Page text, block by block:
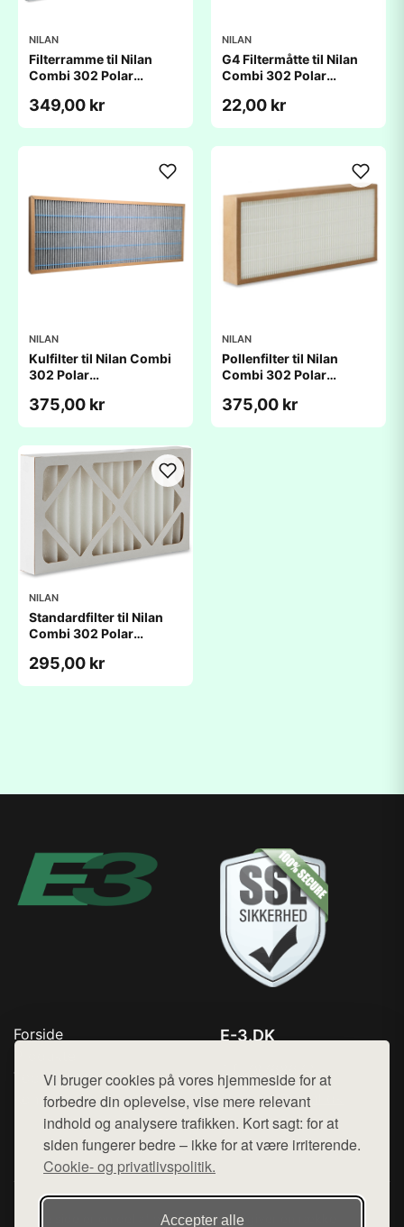
Vi bruger cookies på vores hjemmeside for at
forbedre din oplevelse, vise mere relevant
indhold og analysere trafikken. Kort sagt: for at
siden fungerer bedre – ikke for at være irriterende.
Cookie- og privatlivspolitik.
Accepter alle
NILAN
Filterramme til Nilan
Combi 302 Polar
349,00 kr
NILAN
G4 Filtermåtte til Nilan
Combi 302 Polar
22,00 kr
NILAN
Kulfilter til Nilan Combi
302 Polar
375,00 kr
NILAN
Pollenfilter til Nilan
Combi 302 Polar
375,00 kr
NILAN
Standardfilter til Nilan
Combi 302 Polar
295,00 kr
Forside
Top Rabatter
Kontakt
E-3.DK
Mail: hej@want.dk
Cookie- og privatlivspolitik
Denne side er en del af want.dk, der udgiver en række